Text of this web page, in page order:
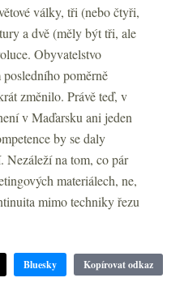
války, tři (nebo čtyři,
a dvě (měly být tři, ale
Obyvatelstvo
poměrně
změnilo. Právě teď, v
v Maďarsku ani jeden
by se daly
Nezáleží na tom, co pár
materiálech, ne,
mimo techniky řezu
Bluesky Kopírovat odkaz